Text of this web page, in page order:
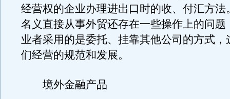
经营权的企业办理进出口时的收、付汇方法
名义直接从事外贸还存在一些操作上的问题
业者采用的是委托、挂靠其他公司的方式，
们经营的规范和发展。
境外金融产品